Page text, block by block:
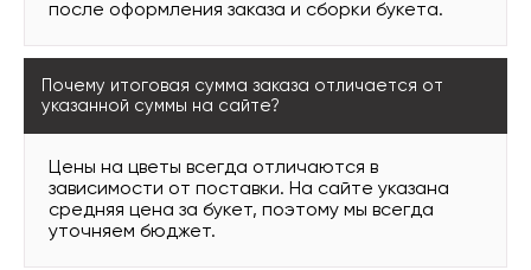
после оформления заказа и сборки букета.
Почему итоговая сумма заказа отличается от
указанной суммы на сайте?
Цены на цветы всегда отличаются в
зависимости от поставки. На сайте указана
средняя цена за букет, поэтому мы всегда
уточняем бюджет.